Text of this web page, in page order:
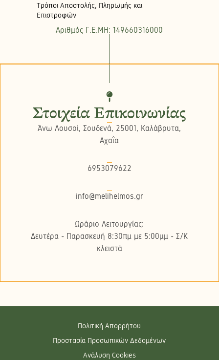
Τρόποι Αποστολής, Πληρωμής και
Επιστροφών
Αριθμός Γ.Ε.ΜΗ: 149660316000
Στοιχεία Επικοινωνίας
Άνω Λουσοί, Σουδενά, 25001, Καλάβρυτα,
Αχαΐα
6953079622
info@melihelmos.gr
Ωράριο Λειτουργίας:
Δευτέρα - Παρασκευή 8:30πμ με 5:00μμ - Σ/K
κλειστά
Πολιτική Απορρήτου
Προστασία Προσωπικών Δεδομένων
Ανάλυση Cookies